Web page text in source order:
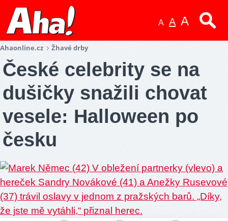
A A A
Ahaonline.cz Žhavé drby
České celebrity se na
dušičky snažili chovat
vesele: Halloween po
česku